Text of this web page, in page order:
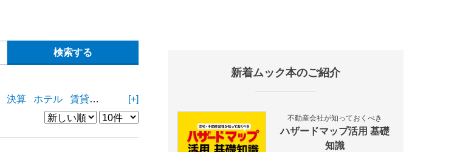
決算 ホテル 賃貸住宅 物流施設
[+]
新着ムック本のご紹介
不動産会社が知っておくべき
ハザードマップ活用 基礎
知識